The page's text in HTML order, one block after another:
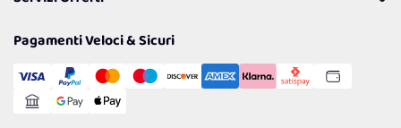
Cookie Policy
Gestisci Cookie
Reso Facile e Veloce
Pagamenti Veloci & Sicuri